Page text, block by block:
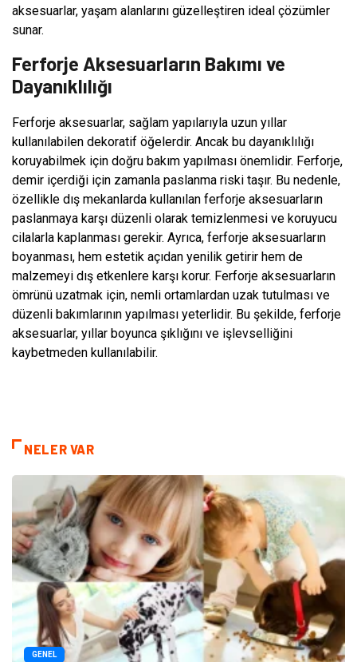
aksesuarlar, yaşam alanlarını güzelleştiren ideal çözümler
sunar.
Ferforje Aksesuarların Bakımı ve
Dayanıklılığı
Ferforje aksesuarlar, sağlam yapılarıyla uzun yıllar
kullanılabilen dekoratif öğelerdir. Ancak bu dayanıklılığı
koruyabilmek için doğru bakım yapılması önemlidir. Ferforje,
demir içerdiği için zamanla paslanma riski taşır. Bu nedenle,
özellikle dış mekanlarda kullanılan ferforje aksesuarların
paslanmaya karşı düzenli olarak temizlenmesi ve koruyucu
cilalarla kaplanması gerekir. Ayrıca, ferforje aksesuarların
boyanması, hem estetik açıdan yenilik getirir hem de
malzemeyi dış etkenlere karşı korur. Ferforje aksesuarların
ömrünü uzatmak için, nemli ortamlardan uzak tutulması ve
düzenli bakımlarının yapılması yeterlidir. Bu şekilde, ferforje
aksesuarlar, yıllar boyunca şıklığını ve işlevselliğini
kaybetmeden kullanılabilir.
NELER VAR
GENEL